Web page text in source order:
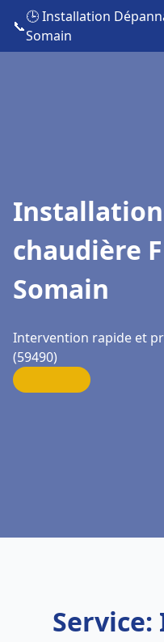
📞
🕒 Installation
Somain
chaudière
Somain
Intervention rapide et
(59490)